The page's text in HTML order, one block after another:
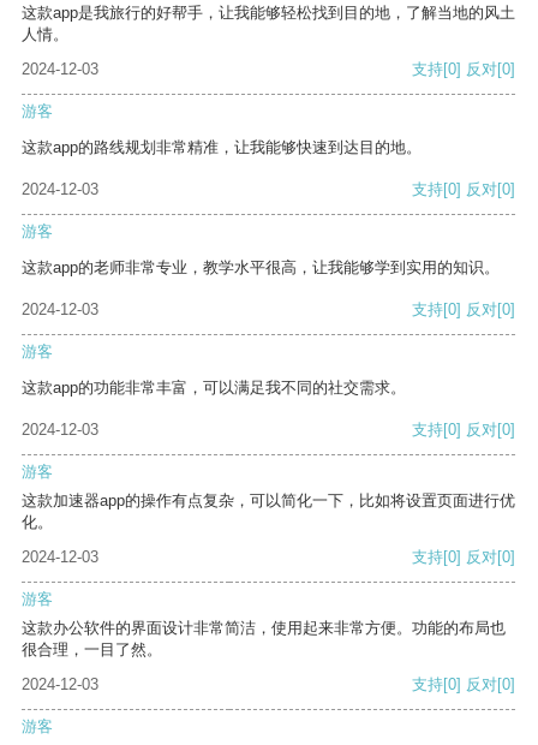
这款app是我旅行的好帮手，让我能够轻松找到目的地，了解当地的风土
人情。
2024-12-03
支持[0] 反对[0]
游客
这款app的路线规划非常精准，让我能够快速到达目的地。
2024-12-03 支持[0] 反对[0]
游客
这款app的老师非常专业，教学水平很高，让我能够学到实用的知识。
2024-12-03 支持[0] 反对[0]
游客
这款app的功能非常丰富，可以满足我不同的社交需求。
2024-12-03 支持[0] 反对[0]
游客
这款加速器app的操作有点复杂，可以简化一下，比如将设置页面进行优
化。
2024-12-03
支持[0] 反对[0]
游客
这款办公软件的界面设计非常简洁，使用起来非常方便。功能的布局也
很合理，一目了然。
2024-12-03
支持[0] 反对[0]
游客